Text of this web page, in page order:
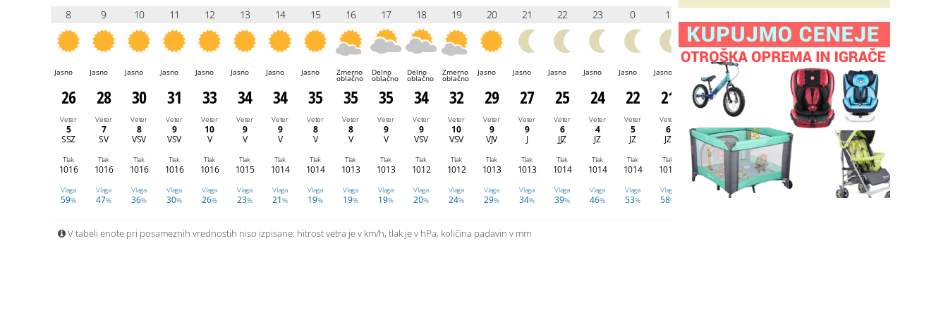
8 9 10 11 12 13 14 15 16 17 18 19 20 21 22 23 0 1
Jasno Jasno Jasno Jasno Jasno Jasno Jasno Jasno Zmerno
oblačno
Delno
oblačno
Delno
oblačno
Zmerno
oblačno
Jasno Jasno Jasno Jasno Jasno Jasno Jasno Jasno Jasno Jasno
26 28 30 31 33 34 34 35 35 35 34 32 29 27 25 24 22 21 21 22 22 21 23
Veter
5
SSZ
Veter
7
SV
Veter
8
VSV
Veter
9
VSV
Veter
10
V
Veter
9
V
Veter
9
V
Veter
8
V
Veter
8
V
Veter
9
V
Veter
9
VSV
Veter
10
VSV
Veter
9
VJV
Veter
9
J
Veter
6
JJZ
Veter
4
JZ
Veter
5
JZ
Veter
6
JZ
3
JZ
Veter
8
V
6
JV
Veter
7
Veter
7
JV
Veter
Tlak
1016
Tlak
1016
Tlak
1016
Tlak
1016
Tlak
1016
Tlak
1015
Tlak
1014
Tlak
1014
Tlak
1013
Tlak
1013
Tlak
1012
Tlak
1012
Tlak
1013
Tlak
1013
Tlak
1014
Tlak
1014
Tlak
1014
Tlak
1014
Tlak
1014
Tlak
1015
Tlak
1015
Tlak
1016
Tlak
1017
Vlaga
59%
Vlaga
47%
Vlaga
36%
Vlaga
30%
Vlaga
26%
Vlaga
23%
Vlaga
21%
Vlaga
19%
Vlaga
19%
Vlaga
19%
Vlaga
20%
Vlaga
24%
Vlaga
29%
Vlaga
34%
Vlaga
39%
Vlaga
46%
Vlaga
53%
Vlaga
58%
Vlaga
50
Vlaga
66%
Vlaga
%
V tabeli enote pri posameznih vrednostih niso izpisane: hitrost vetra je v km/h, tlak je v hPa, količina padavin v mm